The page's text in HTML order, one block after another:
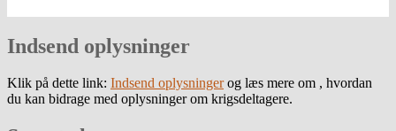
Indsend oplysninger
Klik på dette link: Indsend oplysningerog læs mere om , hvordan
du kan bidrage med oplysninger om krigsdeltagere.